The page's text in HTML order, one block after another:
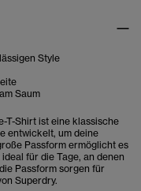
Style
Saum
T-Shirt ist eine klassische
entwickelt, um deine
Passform ermöglicht es
für die Tage, an denen
Passform sorgen für
Superdry.